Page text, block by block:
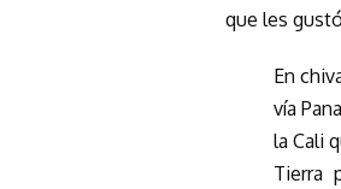
que les
En
vía
la Cali
Tierra